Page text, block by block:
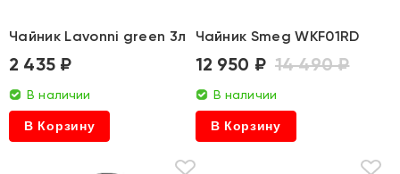
Чайник Lavonni green 3л
2 435 ₽
В наличии
В Корзину
Чайник Smeg WKF01RD
12 950 ₽ 14 490 ₽
В наличии
В Корзину